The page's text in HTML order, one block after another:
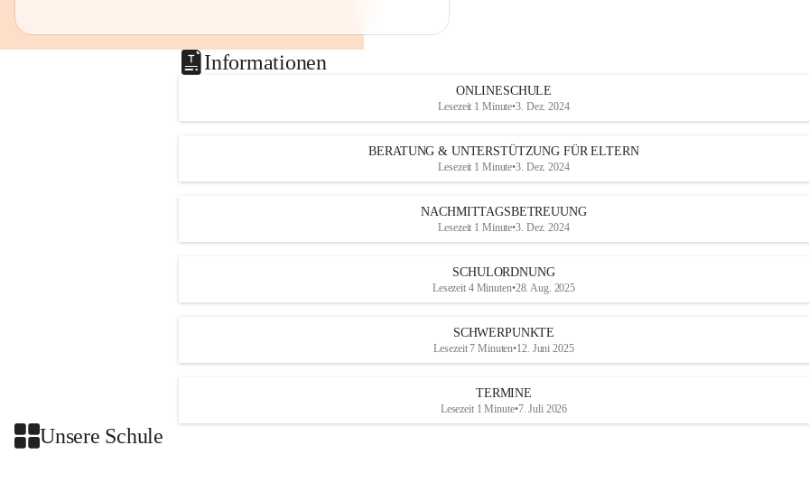
Informationen
ONLINESCHULE
Lesezeit 1 Minute•3. Dez. 2024
BERATUNG & UNTERSTÜTZUNG FÜR ELTERN
Lesezeit 1 Minute•3. Dez. 2024
NACHMITTAGSBETREUUNG
Lesezeit 1 Minute•3. Dez. 2024
SCHULORDNUNG
Lesezeit 4 Minuten•28. Aug. 2025
SCHWERPUNKTE
Lesezeit 7 Minuten•12. Juni 2025
TERMINE
Lesezeit 1 Minute•7. Juli 2026
Unsere Schule